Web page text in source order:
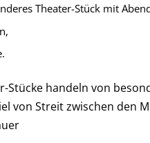
Theater-Stück mit
Stücke handeln von
von Streit zwischen den